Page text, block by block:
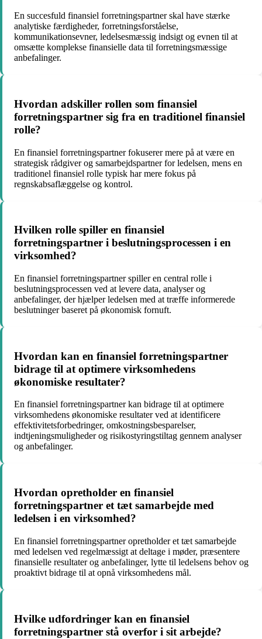
En succesfuld finansiel forretningspartner skal have stærke
analytiske færdigheder, forretningsforståelse,
kommunikationsevner, ledelsesmæssig indsigt og evnen til at
omsætte komplekse finansielle data til forretningsmæssige
anbefalinger.
Hvordan adskiller rollen som finansiel
forretningspartner sig fra en traditionel finansiel
rolle?
En finansiel forretningspartner fokuserer mere på at være en
strategisk rådgiver og samarbejdspartner for ledelsen, mens en
traditionel finansiel rolle typisk har mere fokus på
regnskabsaflæggelse og kontrol.
Hvilken rolle spiller en finansiel
forretningspartner i beslutningsprocessen i en
virksomhed?
En finansiel forretningspartner spiller en central rolle i
beslutningsprocessen ved at levere data, analyser og
anbefalinger, der hjælper ledelsen med at træffe informerede
beslutninger baseret på økonomisk fornuft.
Hvordan kan en finansiel forretningspartner
bidrage til at optimere virksomhedens
økonomiske resultater?
En finansiel forretningspartner kan bidrage til at optimere
virksomhedens økonomiske resultater ved at identificere
effektivitetsforbedringer, omkostningsbesparelser,
indtjeningsmuligheder og risikostyringstiltag gennem analyser
og anbefalinger.
Hvordan opretholder en finansiel
forretningspartner et tæt samarbejde med
ledelsen i en virksomhed?
En finansiel forretningspartner opretholder et tæt samarbejde
med ledelsen ved regelmæssigt at deltage i møder, præsentere
finansielle resultater og anbefalinger, lytte til ledelsens behov og
proaktivt bidrage til at opnå virksomhedens mål.
Hvilke udfordringer kan en finansiel
forretningspartner stå overfor i sit arbejde?